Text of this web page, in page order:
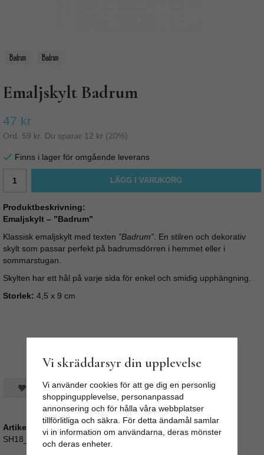
Emaljskylt Badrum
47 kr
Ord. 59 kr . Du sparar 12 kr (20%)
Finns i lager för omgående leverans
LÄGG I VARUKORG
Produktbeskrivning:
Emaljskylt – ”Badrum”
Klassisk emaljskylt med texten ”Badrum”. En stilren och dekorativ
skylt som passar perfekt på badrumsdörren i hemmet eller i
sommarstugan.
Skylten har ett hål på varje sida för enkel och smidig upphängning.
Storlek: 4,5 x 9 cm
Spara som favorit
Artikelnummer:
SH18_649671
Vi skräddarsyr din upplevelse
Vi använder cookies för att ge dig en personlig
shoppingupplevelse, personanpassad
annonsering och för hålla våra webbplatser
tillförlitliga och säkra. För detta ändamål samlar
vi in information om användarna, deras mönster
och deras enheter.